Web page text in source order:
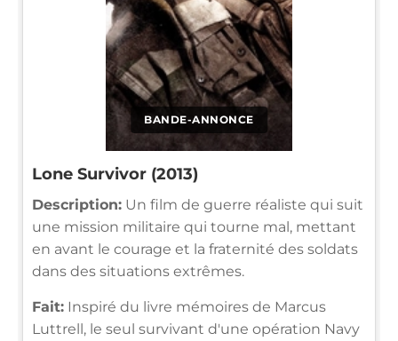
BANDE-ANNONCE
Lone Survivor (2013)
Description: Un film de guerre réaliste qui suit
une mission militaire qui tourne mal, mettant
en avant le courage et la fraternité des soldats
dans des situations extrêmes.
Fait: Inspiré du livre mémoires de Marcus
Luttrell, le seul survivant d'une opération Navy